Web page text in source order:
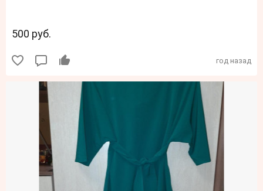
500 руб.
год назад